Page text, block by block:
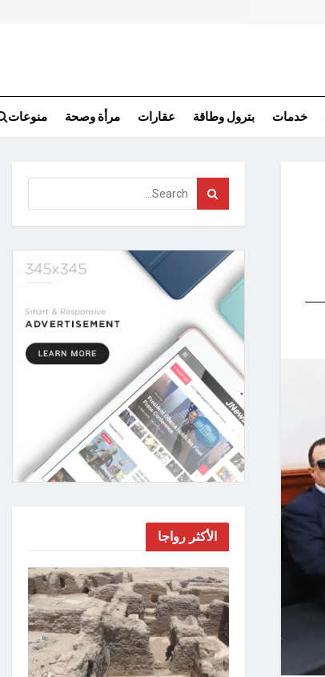
خدمات بترول وطاقة عقارات مرأة وصحة منوعات
الأكثر رواجا